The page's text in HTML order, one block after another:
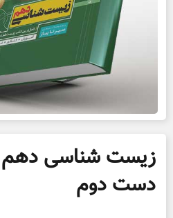
زیست شناسی دهم
دست دوم